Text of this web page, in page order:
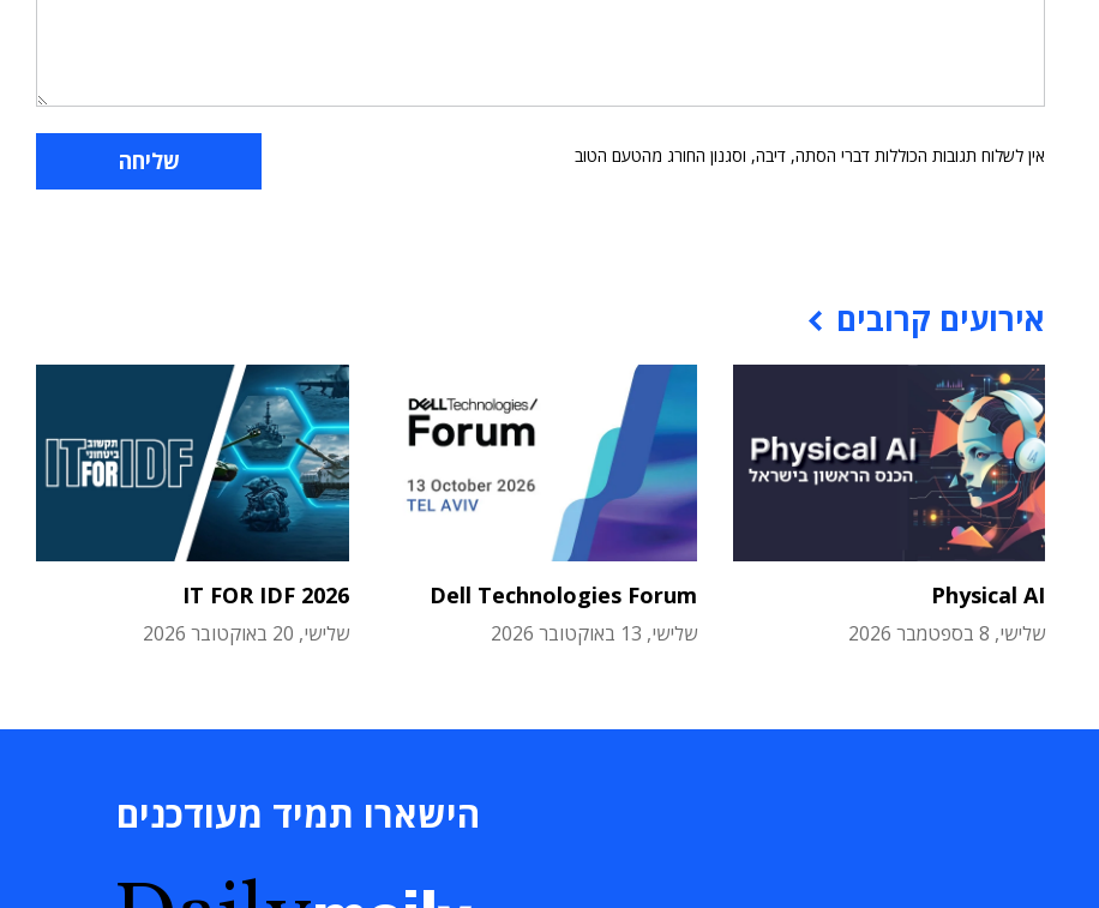
אין לשלוח תגובות הכוללות דברי הסתה, דיבה, וסגנון החורג מהטעם הטוב
אירועים קרובים
Physical AI
שלישי, 8 בספטמבר 2026
Dell Technologies Forum
שלישי, 13 באוקטובר 2026
IT FOR IDF 2026
שלישי, 20 באוקטובר 2026
הישארו תמיד מעודכנים